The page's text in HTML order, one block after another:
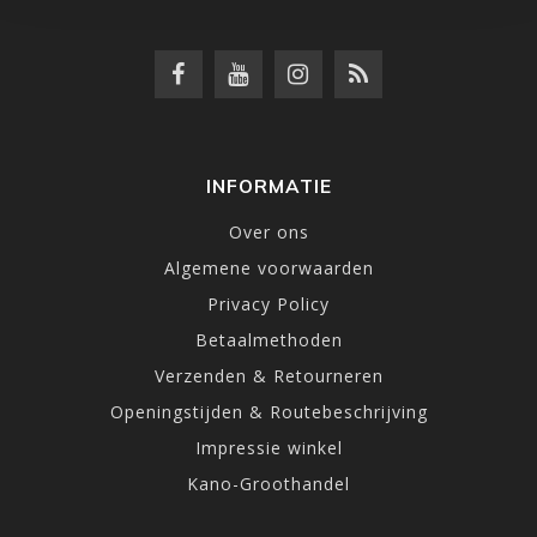
INFORMATIE
Over ons
Algemene voorwaarden
Privacy Policy
Betaalmethoden
Verzenden & Retourneren
Openingstijden & Routebeschrijving
Impressie winkel
Kano-Groothandel